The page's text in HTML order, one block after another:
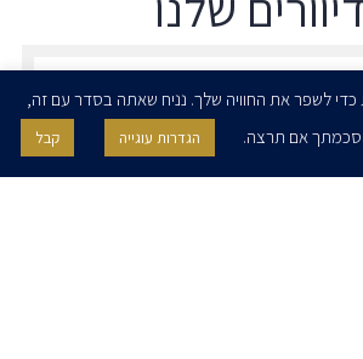
פוקס, נאמן ושות' לשלוח לי ניוזלטרים,
וכנסים. אני רשאי/ת לחזור בי מהסכמתי לעיל בכל
לשפר את החוויה שלך. נניח שאתה בסדר עם זה,
אם תרצה.
הגדרות עוגייה קבל